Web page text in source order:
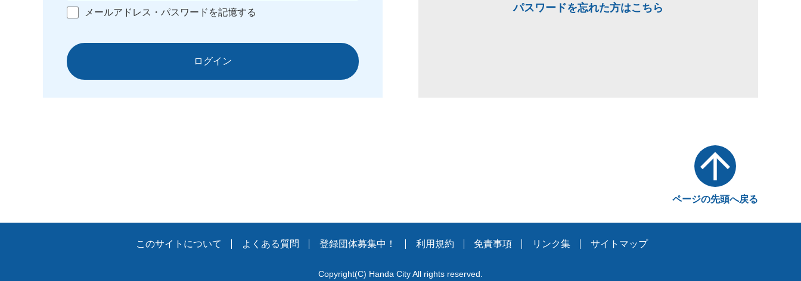
メールアドレス・パスワードを記憶する
ログイン
パスワードを忘れた方はこちら
ページの先頭へ戻る
このサイトについて よくある質問 登録団体募集中！ 利用規約 免責事項 リンク集 サイトマップ
Copyright(C) Handa City All rights reserved.